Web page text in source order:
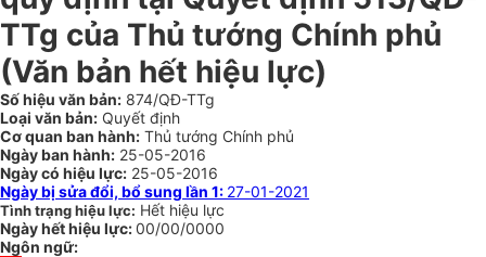
TTg của Thủ tướng Chính phủ
(Văn bản hết hiệu lực)
Số hiệu văn bản: 874/QĐ-TTg
Loại văn bản: Quyết định
Cơ quan ban hành: Thủ tướng Chính phủ
Ngày ban hành: 25-05-2016
Ngày có hiệu lực: 25-05-2016
Ngày bị sửa đổi, bổ sung lần 1: 27-01-2021
Tình trạng hiệu lực: Hết hiệu lực
Ngày hết hiệu lực:00/00/0000
Ngôn ngữ: